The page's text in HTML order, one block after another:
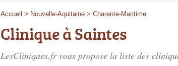
Accueil > Nouvelle-Aquitaine > Charente-Maritime
Clinique à Saintes
LesCliniques.fr vous propose la liste des